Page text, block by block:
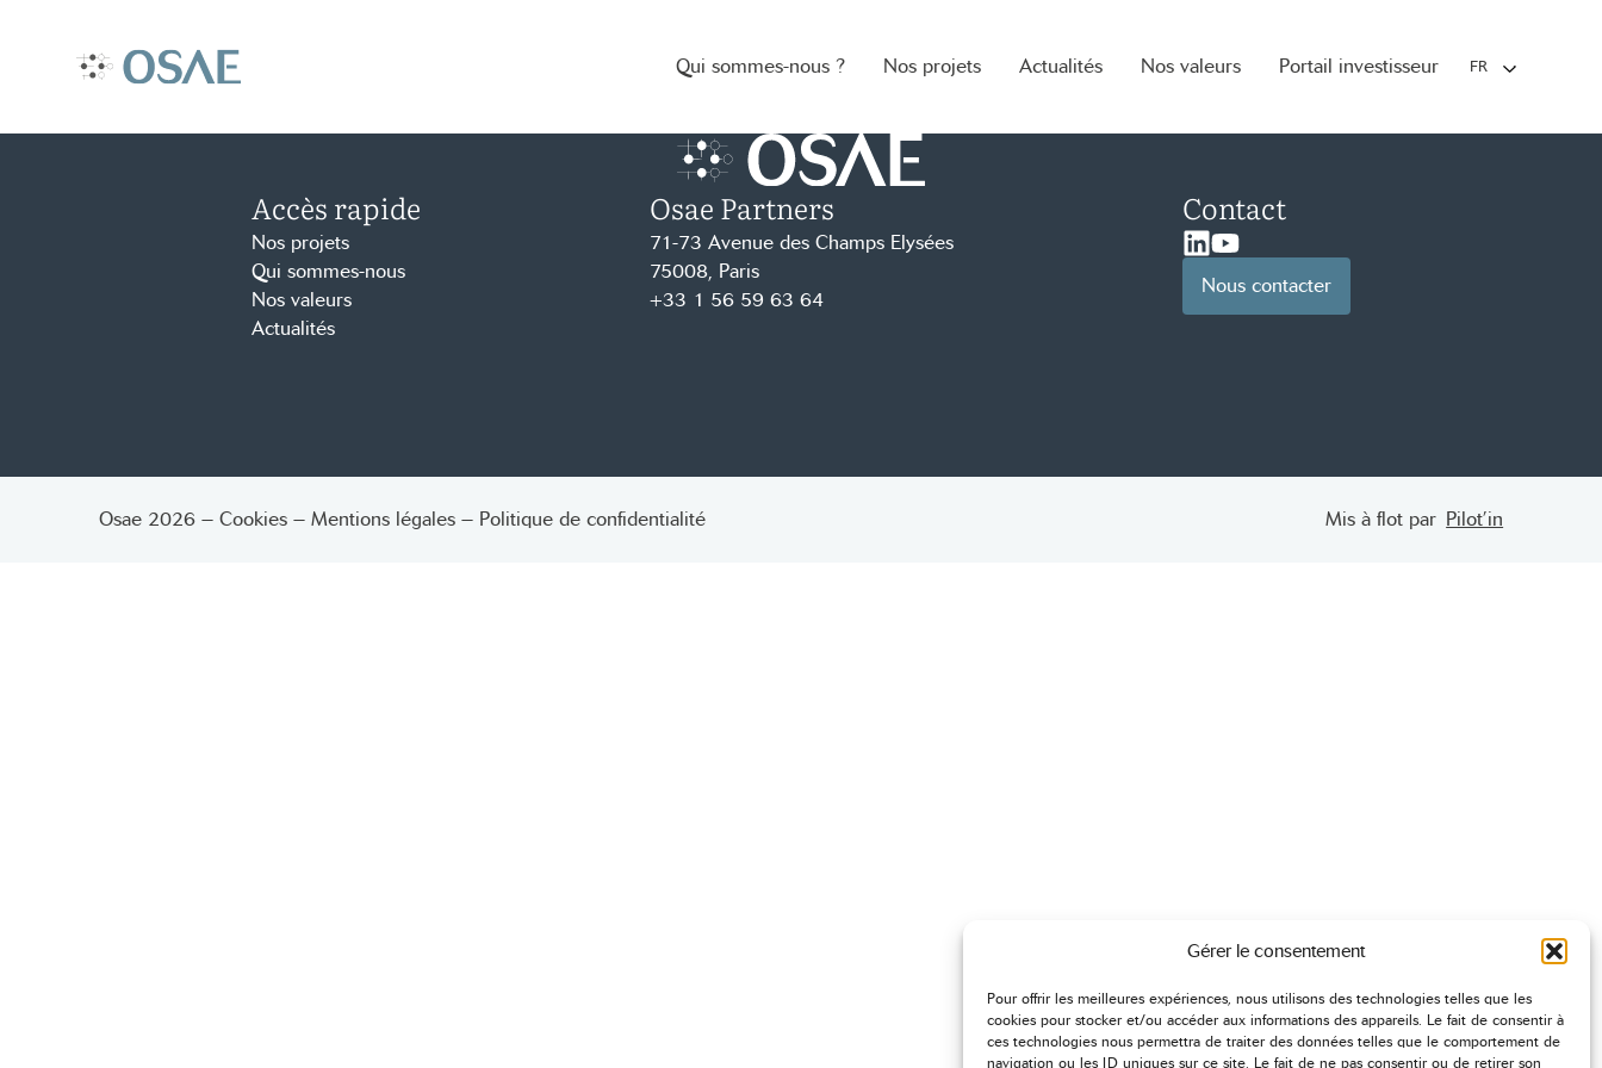
Gérer le consentement
Pour offrir les meilleures expériences, nous utilisons des technologies telles que les
cookies pour stocker et/ou accéder aux informations des appareils. Le fait de consentir à
ces technologies nous permettra de traiter des données telles que le comportement de
navigation ou les ID uniques sur ce site. Le fait de ne pas consentir ou de retirer son
Qui sommes-nous ? Nos projets Actualités Nos valeurs Portail investisseur FR
Accueil – Osae
Accès rapide
Nos projets
Qui sommes-nous
Nos valeurs
Actualités
Osae Partners
71-73 Avenue des Champs Elysées
75008, Paris
+33 1 56 59 63 64
Contact
Linkedin
Youtube
Nous contacter
Osae 2026 – Cookies – Mentions légales – Politique de confidentialité Mis à flot par Pilot’in